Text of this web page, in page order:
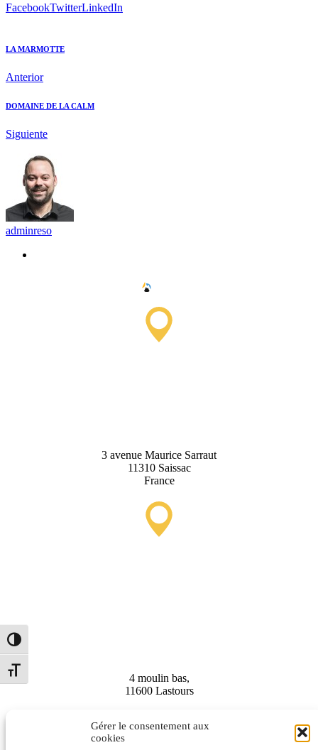
Gérer le consentement aux
cookies
Alternar alto contraste
Alternar tamaño de letra
FacebookTwitterLinkedIn
LA MARMOTTE
Anterior
DOMAINE DE LA CALM
Siguiente
adminreso
3 avenue Maurice Sarraut
11310 Saissac
France
4 moulin bas,
11600 Lastours